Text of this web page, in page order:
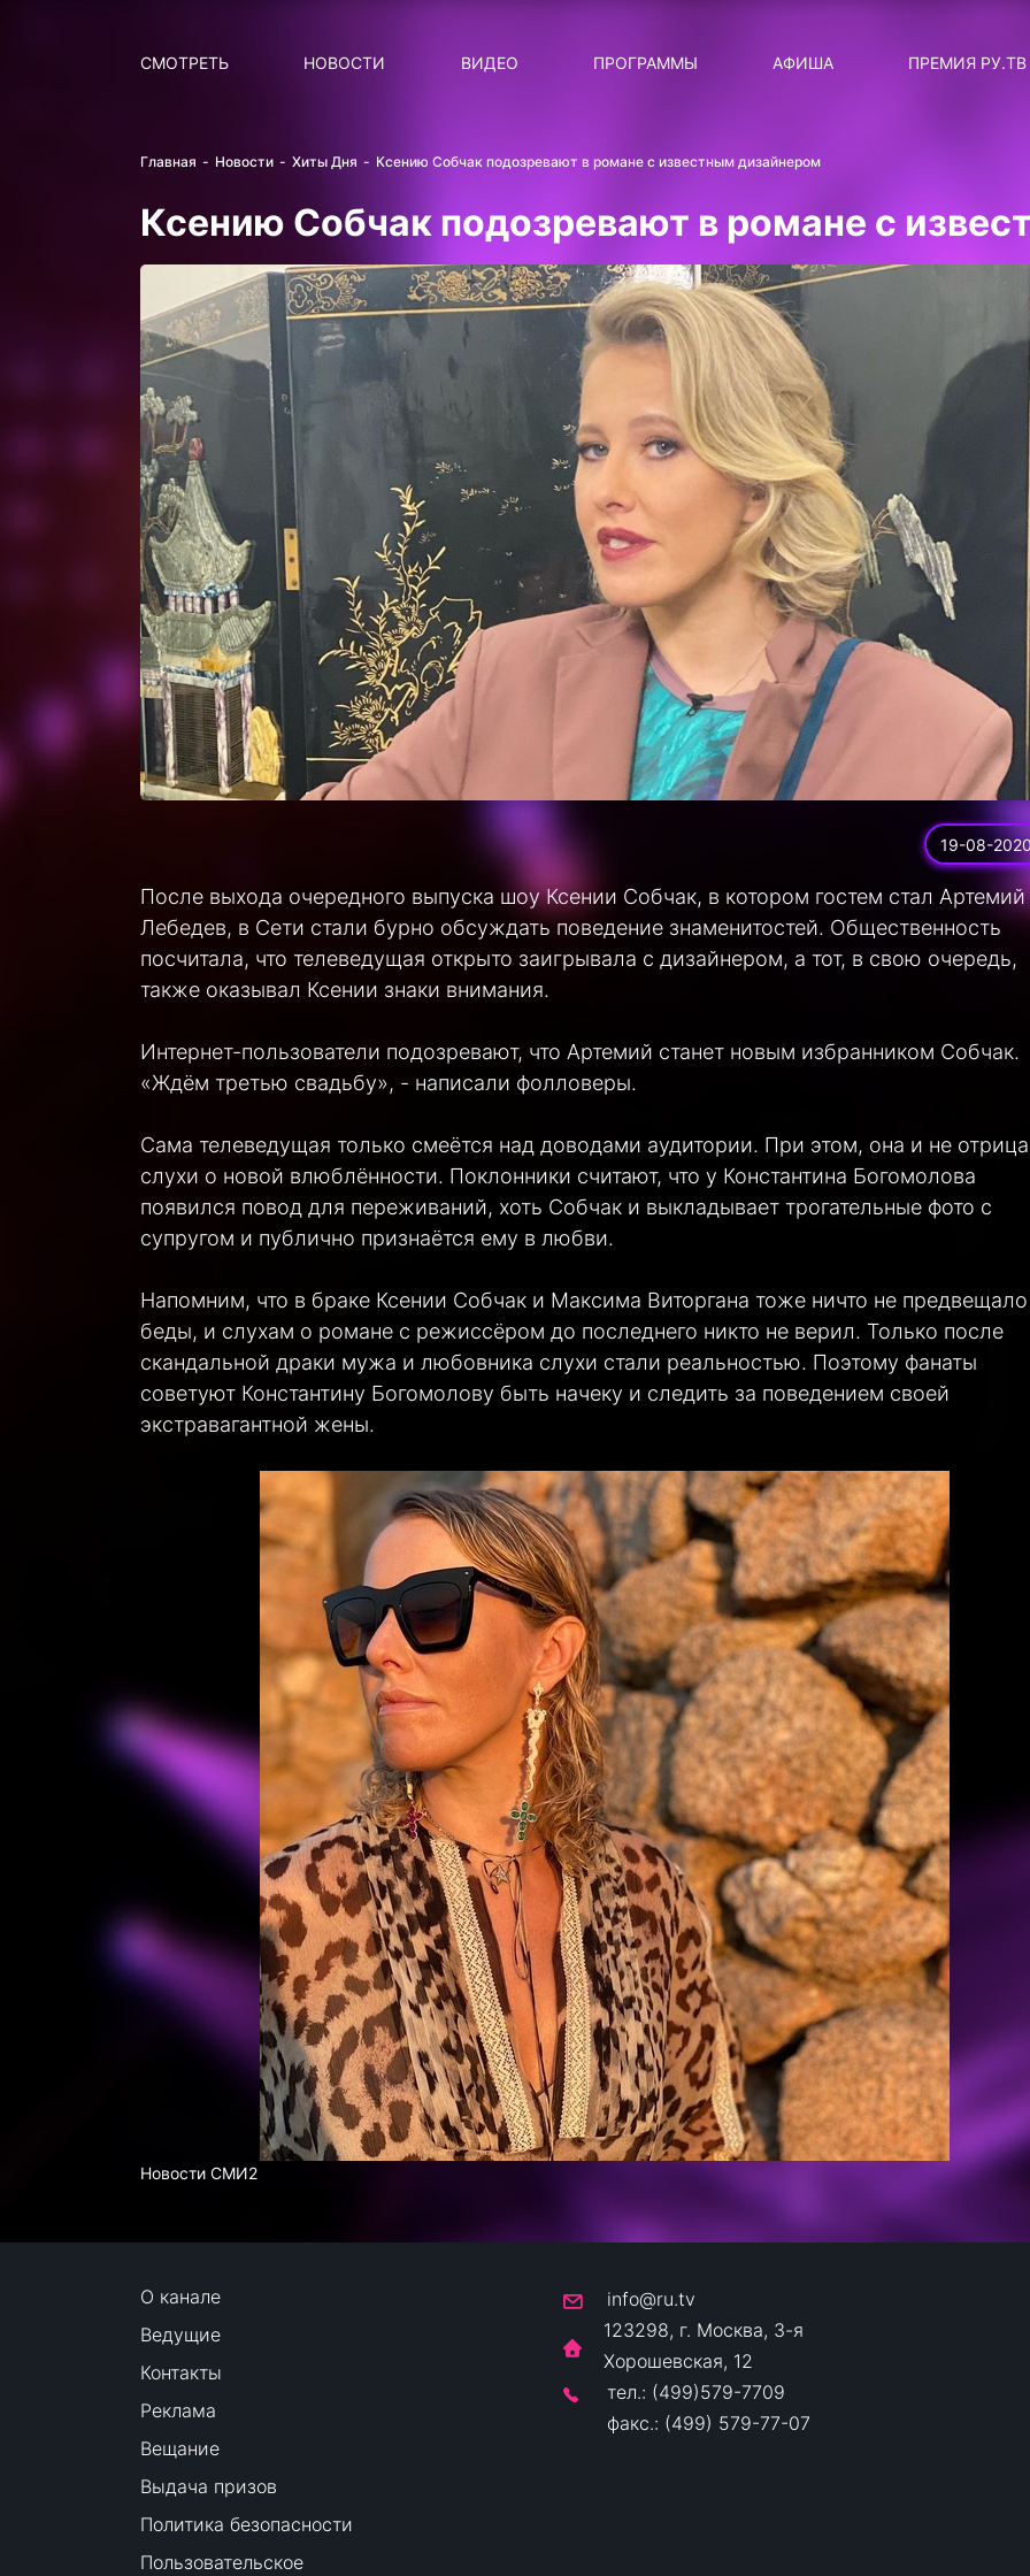
СМОТРЕТЬ НОВОСТИ
ВИДЕО
ПРОГРАММЫ
СТАТУС: В СЕТИ
СИЯЙ ПО-ЗВЁЗДНОМУ
ЛИЧНЫЙ ВОПРОС
ДОТЯНИСЬ ДО ЗВЁЗД
АФИША ПРЕМИЯ РУ.ТВ
Главная Новости Хиты Дня Ксению Собчак подозревают в романе с известным дизайнером
Ксению Собчак подозревают в романе с
19-08-
После выхода очередного выпуска шоу Ксении Собчак, в котором гостем стал Артемий
Лебедев, в Сети стали бурно обсуждать поведение знаменитостей. Общественность
посчитала, что телеведущая открыто заигрывала с дизайнером, а тот, в свою очередь,
также оказывал Ксении знаки внимания.
Интернет-пользователи подозревают, что Артемий станет новым избранником Собчак.
«Ждём третью свадьбу», - написали фолловеры.
Сама телеведущая только смеётся над доводами аудитории. При этом, она и не
слухи о новой влюблённости. Поклонники считают, что у Константина Богомолова
появился повод для переживаний, хоть Собчак и выкладывает трогательные фото с
супругом и публично признаётся ему в любви.
Напомним, что в браке Ксении Собчак и Максима Виторгана тоже ничто не предвещало
беды, и слухам о романе с режиссёром до последнего никто не верил. Только после
скандальной драки мужа и любовника слухи стали реальностью. Поэтому фанаты
советуют Константину Богомолову быть начеку и следить за поведением своей
экстравагантной жены.
Новости СМИ2
О канале
Ведущие
Контакты
Реклама
Вещание
Выдача призов
Политика безопасности
Пользовательское
info@ru.tv
123298, г. Москва, 3-я
Хорошевская, 12
тел.: (499)579-7709
факс.: (499) 579-77-07